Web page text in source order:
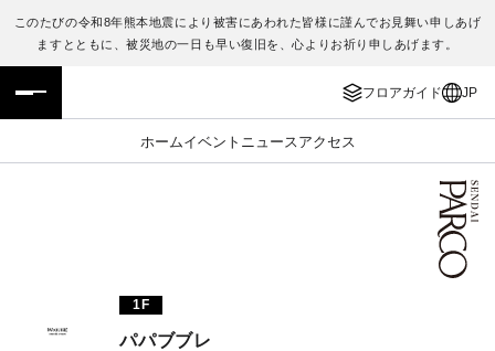
このたびの令和8年熊本地震により被害にあわれた皆様に謹んでお見舞い申しあげ
ますとともに、被災地の一日も早い復旧を、心よりお祈り申しあげます。
フロアガイド JP
ホームイベント ニュース アクセス
フロアガイド
施設案内・アクセス
TAX FREE
ENGLISH
繁体字
日本語
1F
パパブブレ